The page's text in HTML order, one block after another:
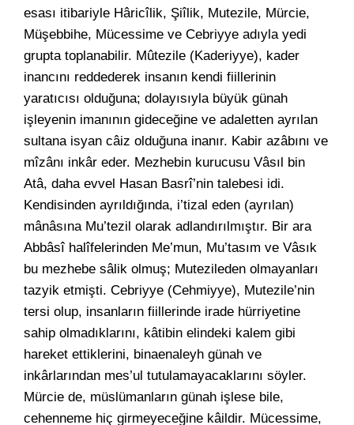
esası itibariyle Hâricîlik, Şiîlik, Mutezile, Mürcie,
Müşebbihe, Mücessime ve Cebriyye adıyla yedi
grupta toplanabilir. Mûtezile (Kaderiyye), kader
inancını reddederek insanın kendi fiillerinin
yaratıcısı olduğuna; dolayısıyla büyük günah
işleyenin imanının gideceğine ve adaletten ayrılan
sultana isyan câiz olduğuna inanır. Kabir azâbını ve
mîzânı inkâr eder. Mezhebin kurucusu Vâsıl bin
Atâ, daha evvel Hasan Basrî’nin talebesi idi.
Kendisinden ayrıldığında, i’tizal eden (ayrılan)
mânâsına Mu’tezil olarak adlandırılmıştır. Bir ara
Abbâsî halîfelerinden Me’mun, Mu’tasım ve Vâsık
bu mezhebe sâlik olmuş; Mutezileden olmayanları
tazyik etmişti. Cebriyye (Cehmiyye), Mutezile’nin
tersi olup, insanların fiillerinde irade hürriyetine
sahip olmadıklarını, kâtibin elindeki kalem gibi
hareket ettiklerini, binaenaleyh günah ve
inkârlarından mes’ul tutulamayacaklarını söyler.
Mürcie de, müslümanların günah işlese bile,
cehenneme hiç girmeyeceğine kâildir. Mücessime,